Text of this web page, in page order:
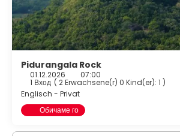
Pidurangala Rock
01.12.2026 07:00
1 Вход ( 2 Erwachsene(r) 0 Kind(er): 1 )
Englisch - Privat
Обичаме го